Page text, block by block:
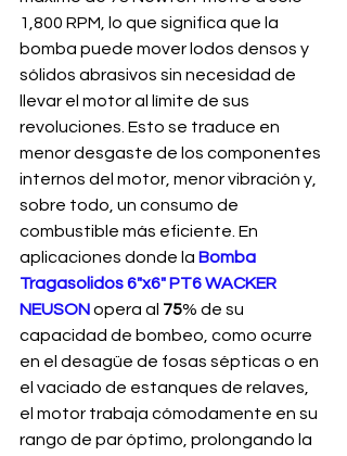
1,800 RPM, lo que significa que la
bomba puede mover lodos densos y
sólidos abrasivos sin necesidad de
llevar el motor al límite de sus
revoluciones. Esto se traduce en
menor desgaste de los componentes
internos del motor, menor vibración y,
sobre todo, un consumo de
combustible más eficiente. En
aplicaciones donde la Bomba
Tragasolidos 6"x6" PT6 WACKER
NEUSONopera al 75% de su
capacidad de bombeo, como ocurre
en el desagüe de fosas sépticas o en
el vaciado de estanques de relaves,
el motor trabaja cómodamente en su
rango de par óptimo, prolongando la